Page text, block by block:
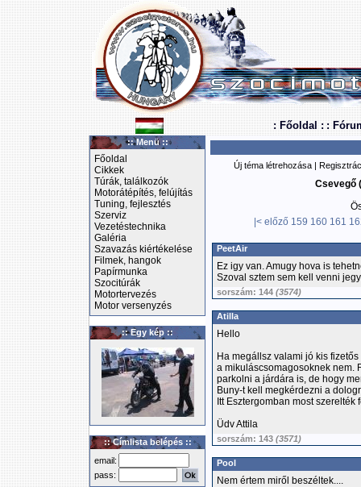
: Főoldal : :
:: Menü ::
Főoldal
Cikkek
Túrák, találkozók
Motorátépítés, felújítás
Tuning, fejlesztés
Szerviz
Vezetéstechnika
Galéria
Szavazás kiértékelése
Filmek, hangok
Papírmunka
Szocitúrák
Motortervezés
Motor versenyzés
:: Egy kép ::
:: Címlista belépés ::
email:
pass:
Új téma létrehozása |
Csevegő
|< előző 159 160 161
PeetAir
Ez igy van. Amugy hova is
Szoval sztem sem kell venni
sorszám: 144 (3574)
Atilla
Hello
Ha megállsz valami jó kis
a mikuláscsomagosoknek nem.
parkolni a járdára is, de hogy
Buny-t kell megkérdezni a
Itt Esztergomban most
Üdv Attila
sorszám: 143 (3571)
Pool
Nem értem miről beszéltek....